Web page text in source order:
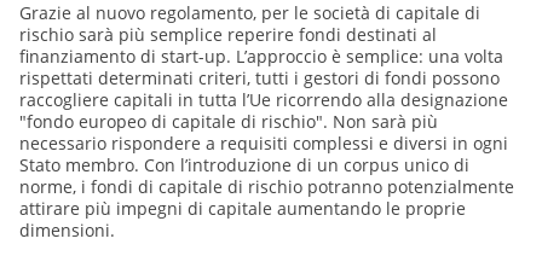
Grazie al nuovo regolamento, per le società di capitale di
rischio sarà più semplice reperire fondi destinati al
finanziamento di start-up. L’approccio è semplice: una volta
rispettati determinati criteri, tutti i gestori di fondi possono
raccogliere capitali in tutta l’Ue ricorrendo alla designazione
"fondo europeo di capitale di rischio". Non sarà più
necessario rispondere a requisiti complessi e diversi in ogni
Stato membro. Con l’introduzione di un corpus unico di
norme, i fondi di capitale di rischio potranno potenzialmente
attirare più impegni di capitale aumentando le proprie
dimensioni.